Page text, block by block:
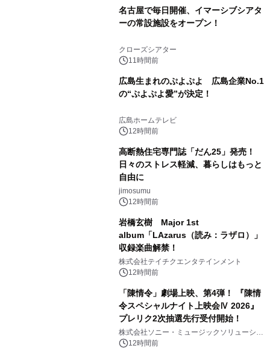
名古屋で毎日開催、イマーシブシアタ
ーの常設施設をオープン！
クローズシアター
11時間前
広島生まれのぷよぷよ 広島企業No.1
の“ぷよぷよ愛”が決定！
広島ホームテレビ
12時間前
高断熱住宅専門誌「だん25」発売！
日々のストレス軽減、暮らしはもっと
自由に
jimosumu
12時間前
岩橋玄樹 Major 1st
album「LAzarus（読み：ラザロ）」
収録楽曲解禁！
株式会社テイチクエンタテインメント
12時間前
「陳情令」劇場上映、第4弾！ 『陳情
令スペシャルナイト上映会Ⅳ 2026』
プレリク2次抽選先行受付開始！
株式会社ソニー・ミュージックソリューショ
ンズ12時間前